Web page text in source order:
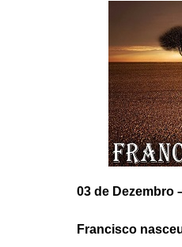
03 de Dezembro
Francisco